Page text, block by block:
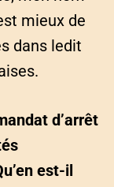
mieux de
dans ledit
d’arrêt
est-il